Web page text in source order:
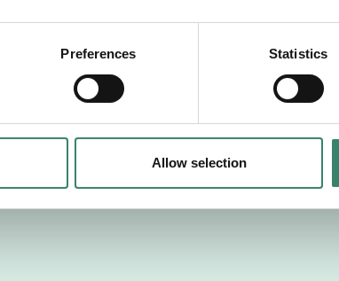
Preferences Statistics
Allow selection